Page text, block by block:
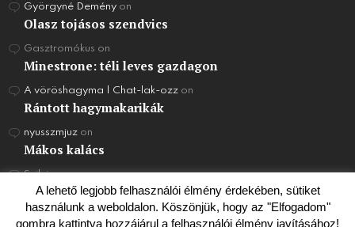
Györgyné Demény on
Olasz tojásos szendvics
Gasztromókus on
Minestrone: téli leves gazdagon
A vöröshagyma | Chat-lak-ozz on
Rántott hagymakarikák
nyusszmjuz on
Mákos kalács
Szilvion
Joghurt Torta
A lehető legjobb felhasználói élmény érdekében, sütiket
használunk a weboldalon. Köszönjük, hogy az "Elfogadom"
gombra kattintva hozzájárul a felhasználói élmény javításához!